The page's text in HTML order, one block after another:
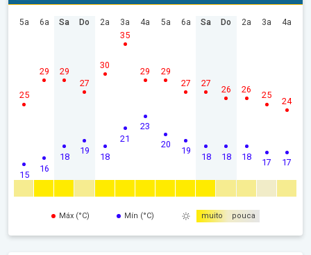
5a
15
25
6a
16
29
Sa
18
29
Do
19
27
2a
18
30
3a
21
35
4a
23
29
5a
20
29
6a
19
27
Sa
18
27
Do
18
26
2a
18
26
3a
17
25
4a
17
24
Máx (°C) Mín (°C) muito pouca